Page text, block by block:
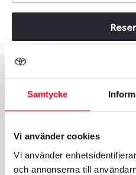
Samtycke
Vi använder cookies
Vi använder
och annonserna till
Group
Fälg PV/C LM
18
115